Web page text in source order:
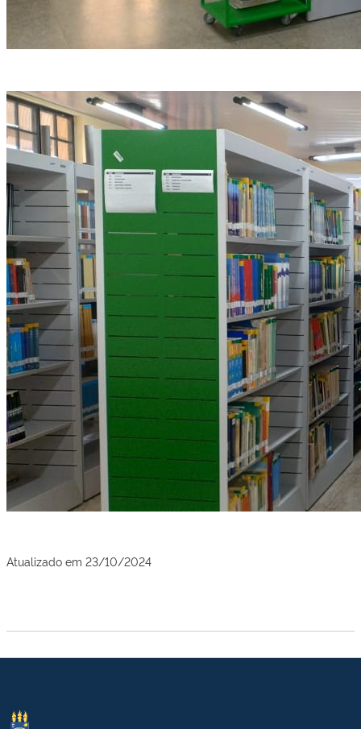
Atualizado em 23/10/2024